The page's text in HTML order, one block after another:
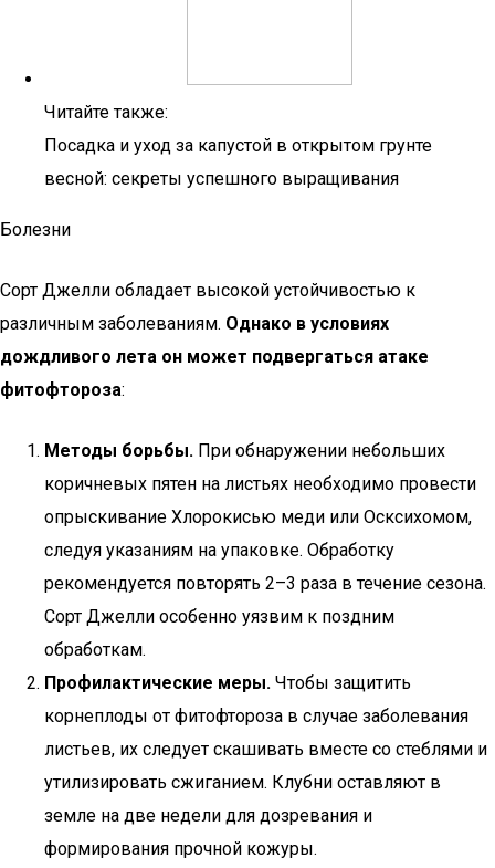
Читайте также:
Посадка и уход за капустой в открытом грунте
весной: секреты успешного выращивания
Болезни
Сорт Джелли обладает высокой устойчивостью к
различным заболеваниям. Однако в условиях
дождливого лета он может подвергаться атаке
фитофтороза:
Методы борьбы. При обнаружении небольших
коричневых пятен на листьях необходимо провести
опрыскивание Хлорокисью меди или Осксихомом,
следуя указаниям на упаковке. Обработку
рекомендуется повторять 2–3 раза в течение сезона.
Сорт Джелли особенно уязвим к поздним
обработкам.
Профилактические меры. Чтобы защитить
корнеплоды от фитофтороза в случае заболевания
листьев, их следует скашивать вместе со стеблями и
утилизировать сжиганием. Клубни оставляют в
земле на две недели для дозревания и
формирования прочной кожуры.